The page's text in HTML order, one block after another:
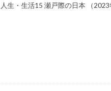
人生・生活15 瀬戸際の日本 （2023